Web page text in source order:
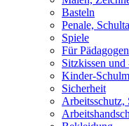
Basteln
Penale,
Spiele
Für Pädagogen
Sitzkissen und
Kinder-
Sicherheit